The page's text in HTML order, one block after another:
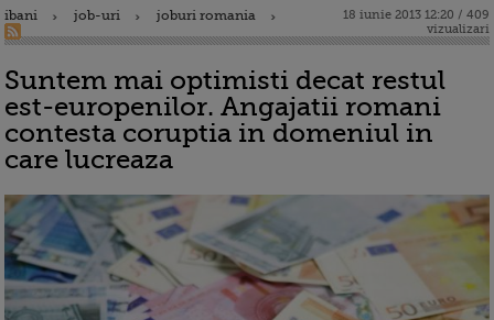
ibani job-uri joburi romania
18 iunie 2013 12:20 / 409
vizualizari
Suntem mai optimisti decat restul
est-europenilor. Angajatii romani
contesta coruptia in domeniul in
care lucreaza